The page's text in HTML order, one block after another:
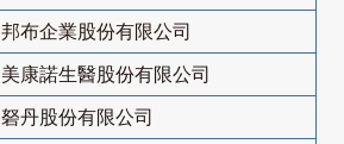
邦布企業股份有限公司
美康諾生醫股份有限公司
砮丹股份有限公司